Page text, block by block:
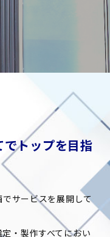
トップを目指
サービスを展開して
・製作すべてにおい